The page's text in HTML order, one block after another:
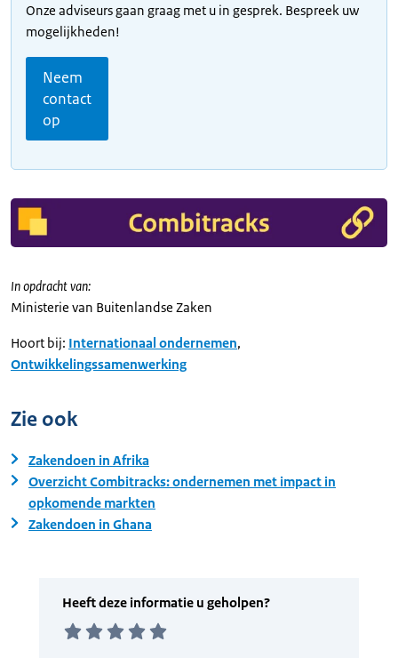
Onze adviseurs gaan graag met u in gesprek. Bespreek uw
mogelijkheden!
Neem
contact
op
In opdracht van:
Ministerie van Buitenlandse Zaken
Hoort bij: Internationaal ondernemen,
Ontwikkelingssamenwerking
Zie ook
Zakendoen in Afrika
Overzicht Combitracks: ondernemen met impact in
opkomende markten
Zakendoen in Ghana